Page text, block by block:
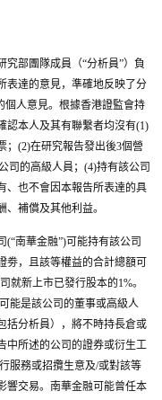
部團隊成員（“分析員”）負
表達的意見，準確地反映了分
個人意見。根據香港證監會持
認本人及其有聯繫者均沒有(1)
；(2)在研究報告發出後3個營
司的高級人員；(4)持有該公司
、也不會因本報告所表達的具
補償及其他利益。
南華金融”)可能持有該公司
，且該等權益的合計總額可
就新上市已發行股本的1%。
能是該公司的董事或高級人
括分析員），將不時持長倉或
中所述的公司的證券或衍生工
服務或招攬生意及/或對該等
響交易。南華金融可能曾任本